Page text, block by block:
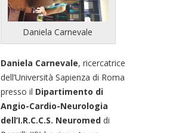
Daniela Carnevale
Daniela Carnevale, ricercatrice
dell’Università Sapienza di Roma
presso il Dipartimento di
Angio-Cardio-Neurologia
dell’I.R.C.C.S. Neuromed di